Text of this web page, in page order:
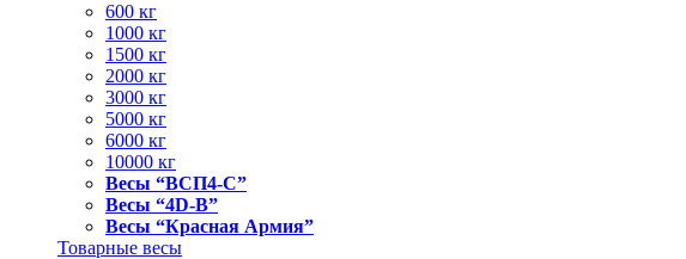
600 кг
1000 кг
1500 кг
2000 кг
3000 кг
5000 кг
6000 кг
10000 кг
Весы “ВСП4-С”
Весы “4D-В”
Весы “Красная Армия”
Товарные весы